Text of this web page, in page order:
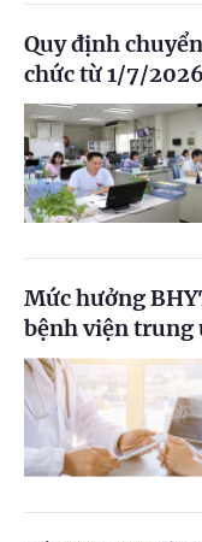
Quy định
chức từ 1/7/2026
Mức hưởng
bệnh viện trung